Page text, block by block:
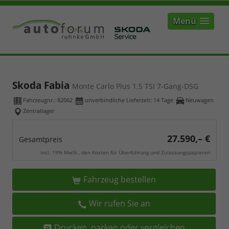
Menü
Skoda Fabia Monte Carlo Plus 1.5 TSI 7-Gang-DSG
Fahrzeugnr.: 82062 unverbindliche Lieferzeit: 14 Tage
Neuwagen
Zentrallager
Gesamtpreis 27.590,– €
incl. 19% MwSt., den Kosten für Überführung und Zulassungspapieren
Fahrzeug bestellen
Wir rufen Sie an